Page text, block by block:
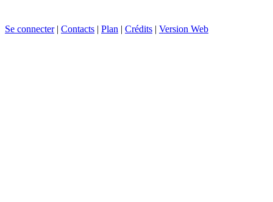
Se connecter| Contacts | Plan | Crédits | Version Web